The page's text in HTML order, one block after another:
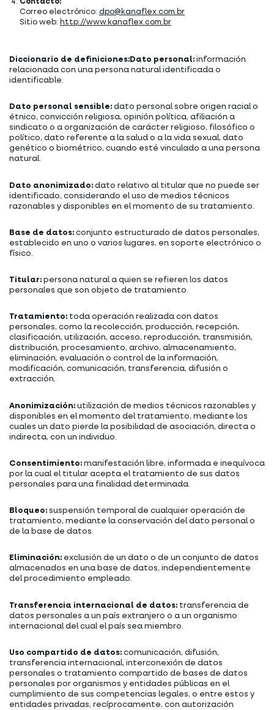
Contacto:
Correo electrónico: dpo@kanaflex.com.br
Sitio web: http://www.kanaflex.com.br
Diccionario de definiciones: Dato personal: información
relacionada con una persona natural identificada o
identificable.
Dato personal sensible: dato personal sobre origen racial o
étnico, convicción religiosa, opinión política, afiliación a
sindicato o a organización de carácter religioso, filosófico o
político, dato referente a la salud o a la vida sexual, dato
genético o biométrico, cuando esté vinculado a una persona
natural.
Dato anonimizado: dato relativo al titular que no puede ser
identificado, considerando el uso de medios técnicos
razonables y disponibles en el momento de su tratamiento.
Base de datos: conjunto estructurado de datos personales,
establecido en uno o varios lugares, en soporte electrónico o
físico.
Titular: persona natural a quien se refieren los datos
personales que son objeto de tratamiento.
Tratamiento: toda operación realizada con datos
personales, como la recolección, producción, recepción,
clasificación, utilización, acceso, reproducción, transmisión,
distribución, procesamiento, archivo, almacenamiento,
eliminación, evaluación o control de la información,
modificación, comunicación, transferencia, difusión o
extracción.
Anonimización: utilización de medios técnicos razonables y
disponibles en el momento del tratamiento, mediante los
cuales un dato pierde la posibilidad de asociación, directa o
indirecta, con un individuo.
Consentimiento: manifestación libre, informada e inequívoca
por la cual el titular acepta el tratamiento de sus datos
personales para una finalidad determinada.
Bloqueo: suspensión temporal de cualquier operación de
tratamiento, mediante la conservación del dato personal o
de la base de datos.
Eliminación: exclusión de un dato o de un conjunto de datos
almacenados en una base de datos, independientemente
del procedimiento empleado.
Transferencia internacional de datos: transferencia de
datos personales a un país extranjero o a un organismo
internacional del cual el país sea miembro.
Uso compartido de datos: comunicación, difusión,
transferencia internacional, interconexión de datos
personales o tratamiento compartido de bases de datos
personales por organismos y entidades públicas en el
cumplimiento de sus competencias legales, o entre estos y
entidades privadas, recíprocamente, con autorización